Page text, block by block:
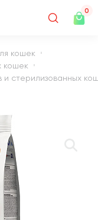
0
кошек
кошек